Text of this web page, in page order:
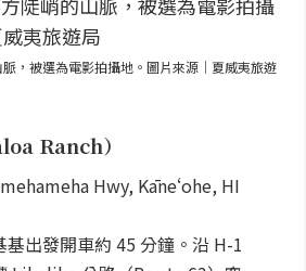
，被選為電影拍攝地。圖片來源｜夏威夷旅遊
Ranch）
Hwy, Kāneʻohe, HI
基出發開車約 45 分鐘。沿 H-1